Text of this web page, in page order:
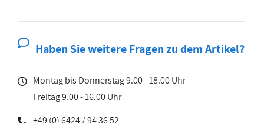
Haben Sie weitere Fragen zu dem Artikel?
Montag bis Donnerstag 9.00 - 18.00 Uhr
Freitag 9.00 - 16.00 Uhr
+49 (0) 6424 / 94 36 52